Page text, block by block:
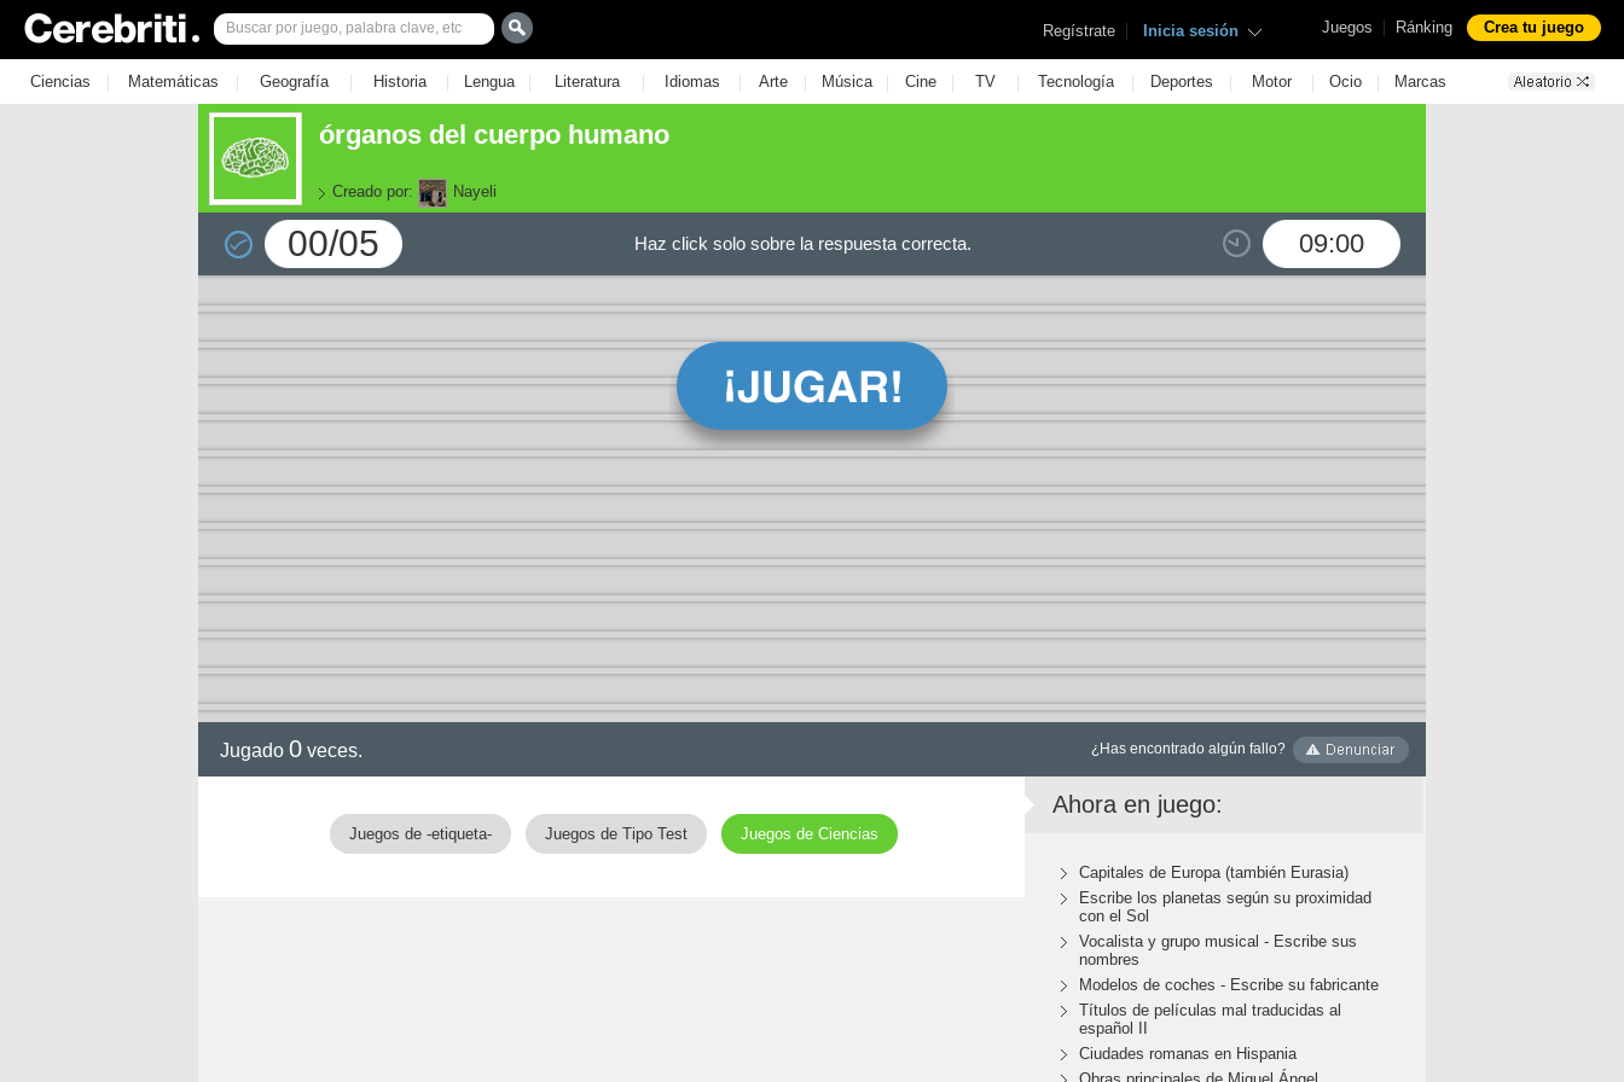
Juegos | Ránking Crea tu juego
Regístrate | Inicia sesión
Ciencias | Matemáticas | Geografía | Historia | Lengua | Literatura | Idiomas | Arte | Música | Cine | TV | Tecnología | Deportes | Motor | Ocio | Marcas
órganos del cuerpo humano
Creado por: Nayeli
00/05 09:00
Haz click solo sobre la respuesta correcta.
Jugado 0 veces. ¿Has encontrado algún fallo?
Juegos de -etiqueta- Juegos de Tipo Test Juegos de Ciencias
Ahora en juego:
Capitales de Europa (también Eurasia)
Escribe los planetas según su proximidad
con el Sol
Vocalista y grupo musical - Escribe sus
nombres
Modelos de coches - Escribe su fabricante
Títulos de películas mal traducidas al
español II
Ciudades romanas en Hispania